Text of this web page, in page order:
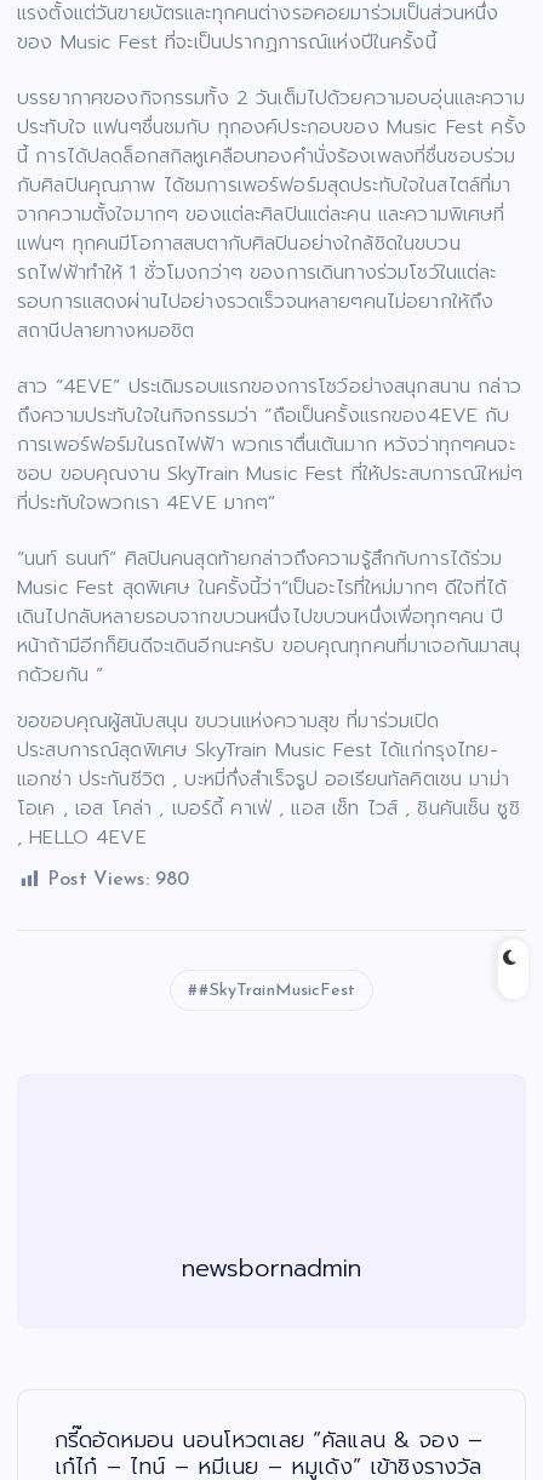
แรงตั้งแต่วันขายบัตรและทุกคนต่างรอคอยมาร่วมเป็นส่วนหนึ่ง
ของ Music Fest ที่จะเป็นปรากฏการณ์แห่งปีในครั้งนี้
บรรยากาศของกิจกรรมทั้ง 2 วันเต็มไปด้วยความอบอุ่นและความ
ประทับใจ แฟนๆชื่นชมกับ ทุกองค์ประกอบของ Music Fest ครั้ง
นี้ การได้ปลดล็อกสกิลหูเคลือบทองคำนั่งร้องเพลงที่ชื่นชอบร่วม
กับศิลปินคุณภาพ ได้ชมการเพอร์ฟอร์มสุดประทับใจในสไตล์ที่มา
จากความตั้งใจมากๆ ของแต่ละศิลปินแต่ละคน และความพิเศษที่
แฟนๆ ทุกคนมีโอกาสสบตากับศิลปินอย่างใกล้ชิดในขบวน
รถไฟฟ้าทำให้ 1 ชั่วโมงกว่าๆ ของการเดินทางร่วมโชว์ในแต่ละ
รอบการแสดงผ่านไปอย่างรวดเร็วจนหลายๆคนไม่อยากให้ถึง
สถานีปลายทางหมอชิต
สาว “4EVE” ประเดิมรอบแรกของการโชว์อย่างสนุกสนาน กล่าว
ถึงความประทับใจในกิจกรรมว่า “ถือเป็นครั้งแรกของ4EVE กับ
การเพอร์ฟอร์มในรถไฟฟ้า พวกเราตื่นเต้นมาก หวังว่าทุกๆคนจะ
ชอบ ขอบคุณงาน SkyTrain Music Fest ที่ให้ประสบการณ์ใหม่ๆ
ที่ประทับใจพวกเรา 4EVE มากๆ”
“นนท์ ธนนท์” ศิลปินคนสุดท้ายกล่าวถึงความรู้สึกกับการได้ร่วม
Music Fest สุดพิเศษ ในครั้งนี้ว่า“เป็นอะไรที่ใหม่มากๆ ดีใจที่ได้
เดินไปกลับหลายรอบจากขบวนหนึ่งไปขบวนหนึ่งเพื่อทุกๆคน ปี
หน้าถ้ามีอีกก็ยินดีจะเดินอีกนะครับ ขอบคุณทุกคนที่มาเจอกันมาสนุ
กด้วยกัน ”
ขอขอบคุณผู้สนับสนุน ขบวนเเห่งความสุข ที่มาร่วมเปิด
ประสบการณ์สุดพิเศษ SkyTrain Music Fest ได้แก่กรุงไทย-
แอกซ่า ประกันชีวิต , บะหมี่กึ่งสำเร็จรูป ออเรียนทัลคิตเชน มาม่า
โอเค , เอส โคล่า , เบอร์ดี้ คาเฟ่ , แอส เซ็ท ไวส์ , ชินคันเซ็น ซูชิ
, HELLO 4EVE
Post Views: 980
#SkyTrainMusicFest
newsbornadmin
กรี๊ดอัดหมอน นอนโหวตเลย “คัลแลน & จอง –
เก๋ไก๋ – ไทน์ – หมีเนย – หมูเด้ง” เข้าชิงรางวัล